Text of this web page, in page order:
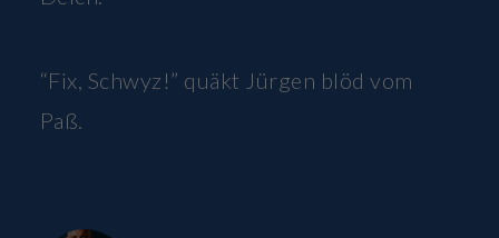
“Fix, Schwyz!” quäkt Jürgen blöd vom
Paß.